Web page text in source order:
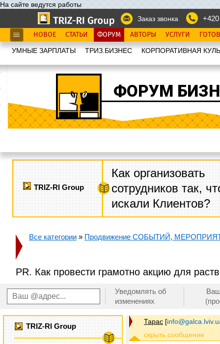
На сайте ведутся работы
Заказ звонка
НОВОЕ СТАТЬИ ФОРУМ АВТОРЫ УСЛУГИ
УМНЫЕ ЗАРПЛАТЫ ТРИЗ.БИЗНЕС КОРПОРАТИВНАЯ
ФОРУМ
TRIZ-RI Group
Как организовать
сотрудников так,
искали Клиентов?
Все категории » Продвижение СОБЫТИЙ,
PR. Как провести грамотно акцию для
Уведомлять об
изменениях
TRIZ-RI Group
Тарас [